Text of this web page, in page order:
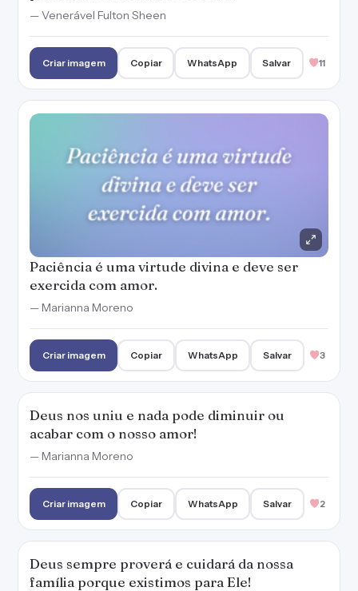
— Venerável Fulton Sheen
Criar imagem Copiar WhatsApp Salvar 11
Paciência é uma virtude divina e deve ser
exercida com amor.
— Marianna Moreno
Criar imagem Copiar WhatsApp Salvar 3
Deus nos uniu e nada pode diminuir ou
acabar com o nosso amor!
— Marianna Moreno
Criar imagem Copiar WhatsApp Salvar 2
Deus sempre proverá e cuidará da nossa
família porque existimos para Ele!